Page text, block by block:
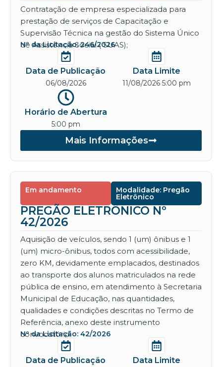
Contratação de empresa especializada para
prestação de serviços de Capacitação e
Supervisão Técnica na gestão do Sistema Único
de Assistência Social ( SUAS);
Nº da Licitação: 246/2026
Data de Publicação
06/08/2026
Data Limite
11/08/2026 5:00 pm
Horário de Abertura
5:00 pm
Mais Informações
Em andamento Modalidade: Pregão
Eletrônico
PREGÃO ELETRÔNICO Nº
42/2026
Aquisição de veículos, sendo 1 (um) ônibus e 1
(um) micro-ônibus, todos com acessibilidade,
zero KM, devidamente emplacados, destinados
ao transporte dos alunos matriculados na rede
pública de ensino, em atendimento à Secretaria
Municipal de Educação, nas quantidades,
qualidades e condições descritas no Termo de
Referência, anexo deste instrumento
convocatório.
Nº da Licitação: 42/2026
Data de Publicação Data Limite